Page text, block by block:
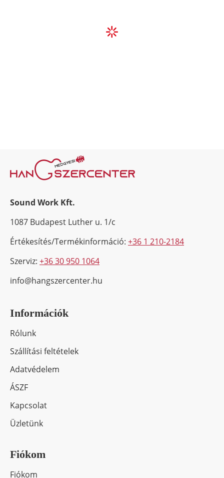
Sound Work Kft.
1087 Budapest Luther u. 1/c
Értékesítés/Termékinformáció: +36 1 210-2184
Szerviz: +36 30 950 1064
info@hangszercenter.hu
Információk
Rólunk
Szállítási feltételek
Adatvédelem
ÁSZF
Kapcsolat
Üzletünk
Fiókom
Fiókom